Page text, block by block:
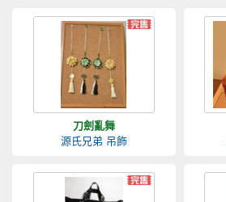
刀劍亂舞
源氏兄弟 吊飾